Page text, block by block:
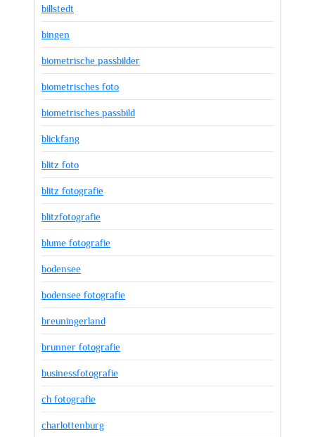
billstedt
bingen
biometrische passbilder
biometrisches foto
biometrisches passbild
blickfang
blitz foto
blitz fotografie
blitzfotografie
blume fotografie
bodensee
bodensee fotografie
breuningerland
brunner fotografie
businessfotografie
ch fotografie
charlottenburg